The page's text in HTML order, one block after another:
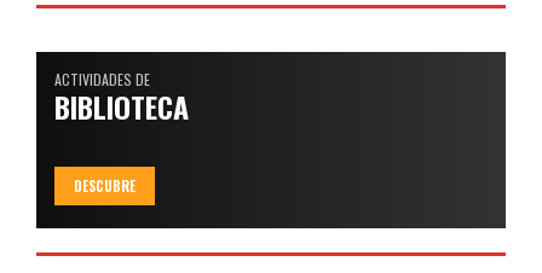
ACTIVIDADES DE
BIBLIOTECA
DESCUBRE